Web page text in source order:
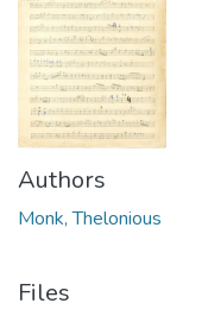
Authors
Monk, Thelonious
Files